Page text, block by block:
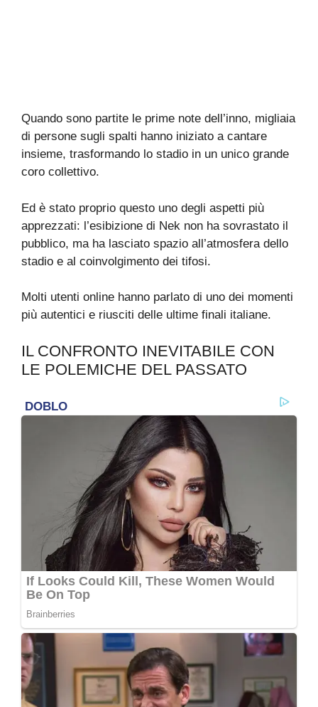
Quando sono partite le prime note dell’inno, migliaia
di persone sugli spalti hanno iniziato a cantare
insieme, trasformando lo stadio in un unico grande
coro collettivo.
Ed è stato proprio questo uno degli aspetti più
apprezzati: l’esibizione di Nek non ha sovrastato il
pubblico, ma ha lasciato spazio all’atmosfera dello
stadio e al coinvolgimento dei tifosi.
Molti utenti online hanno parlato di uno dei momenti
più autentici e riusciti delle ultime finali italiane.
IL CONFRONTO INEVITABILE CON
LE POLEMICHE DEL PASSATO